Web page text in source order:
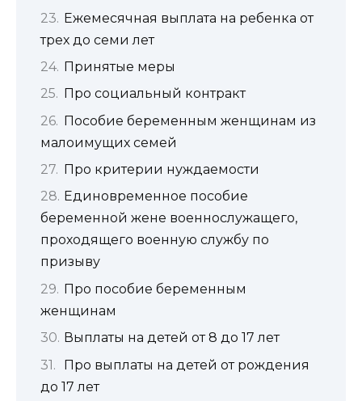
Ежемесячная выплата на ребенка от
трех до семи лет
Принятые меры
Про социальный контракт
Пособие беременным женщинам из
малоимущих семей
Про критерии нуждаемости
Единовременное пособие
беременной жене военнослужащего,
проходящего военную службу по
призыву
Про пособие беременным
женщинам
Выплаты на детей от 8 до 17 лет
Про выплаты на детей от рождения
до 17 лет